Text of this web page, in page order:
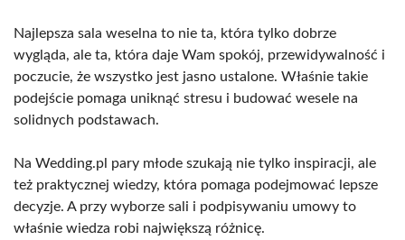
Najlepsza sala weselna to nie ta, która tylko dobrze
wygląda, ale ta, która daje Wam spokój, przewidywalność i
poczucie, że wszystko jest jasno ustalone. Właśnie takie
podejście pomaga uniknąć stresu i budować wesele na
solidnych podstawach.
Na Wedding.pl pary młode szukają nie tylko inspiracji, ale
też praktycznej wiedzy, która pomaga podejmować lepsze
decyzje. A przy wyborze sali i podpisywaniu umowy to
właśnie wiedza robi największą różnicę.